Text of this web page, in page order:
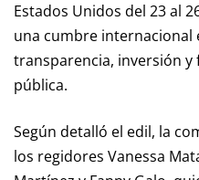
Estados Unidos del 23 al
una cumbre internacional
transparencia, inversión
pública.
Según detalló el edil, la
los regidores Vanessa